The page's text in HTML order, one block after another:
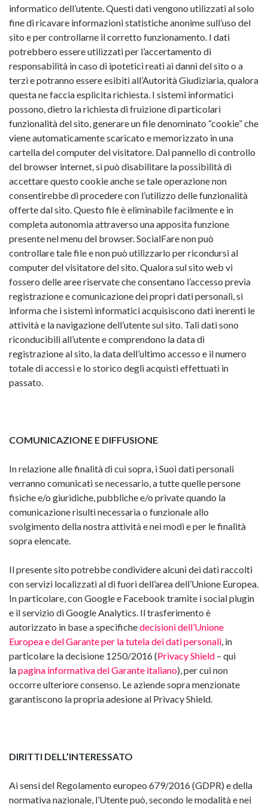
informatico dell’utente. Questi dati vengono utilizzati al solo
fine di ricavare informazioni statistiche anonime sull’uso del
sito e per controllarne il corretto funzionamento. I dati
potrebbero essere utilizzati per l’accertamento di
responsabilità in caso di ipotetici reati ai danni del sito o a
terzi e potranno essere esibiti all’Autorità Giudiziaria, qualora
questa ne faccia esplicita richiesta. I sistemi informatici
possono, dietro la richiesta di fruizione di particolari
funzionalità del sito, generare un file denominato “cookie” che
viene automaticamente scaricato e memorizzato in una
cartella del computer del visitatore. Dal pannello di controllo
del browser internet, si può disabilitare la possibilità di
accettare questo cookie anche se tale operazione non
consentirebbe di procedere con l’utilizzo delle funzionalità
offerte dal sito. Questo file è eliminabile facilmente e in
completa autonomia attraverso una apposita funzione
presente nel menu del browser. SocialFare non può
controllare tale file e non può utilizzarlo per ricondursi al
computer del visitatore del sito. Qualora sul sito web vi
fossero delle aree riservate che consentano l’accesso previa
registrazione e comunicazione dei propri dati personali, si
informa che i sistemi informatici acquisiscono dati inerenti le
attività e la navigazione dell’utente sul sito. Tali dati sono
riconducibili all’utente e comprendono la data di
registrazione al sito, la data dell’ultimo accesso e il numero
totale di accessi e lo storico degli acquisti effettuati in
passato.
COMUNICAZIONE E DIFFUSIONE
In relazione alle finalità di cui sopra, i Suoi dati personali
verranno comunicati se necessario, a tutte quelle persone
fisiche e/o giuridiche, pubbliche e/o private quando la
comunicazione risulti necessaria o funzionale allo
svolgimento della nostra attività e nei modi e per le finalità
sopra elencate.
Il presente sito potrebbe condividere alcuni dei dati raccolti
con servizi localizzati al di fuori dell’area dell’Unione Europea.
In particolare, con Google e Facebook tramite i social plugin
e il servizio di Google Analytics. Il trasferimento è
autorizzato in base a specifichedecisioni dell’Unione
Europea e del Garante per la tutela dei dati personali , in
particolare la decisione 1250/2016 (Privacy Shield – qui
lapagina informativa del Garante italiano), per cui non
occorre ulteriore consenso. Le aziende sopra menzionate
garantiscono la propria adesione al Privacy Shield.
DIRITTI DELL’INTERESSATO
Ai sensi del Regolamento europeo 679/2016 (GDPR) e della
normativa nazionale, l’Utente può, secondo le modalità e nei